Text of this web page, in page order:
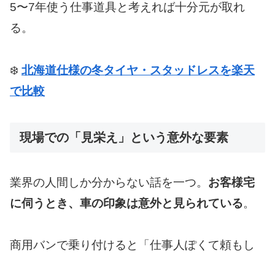
5〜7年使う仕事道具と考えれば十分元が取れ
る。
❄️ 北海道仕様の冬タイヤ・スタッドレスを楽天
で比較
現場での「見栄え」という意外な要素
業界の人間しか分からない話を一つ。 お客様宅
に伺うとき、車の印象は意外と見られている。
商用バンで乗り付けると「仕事人ぽくて頼もし